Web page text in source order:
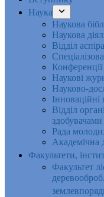
Наука
Наукова
Наукова
Відділ
Конференції
Наукові
Науково-
Інноваційні
Відділ
здобувачами
Рада
Академічна
Факультети,
Факультет